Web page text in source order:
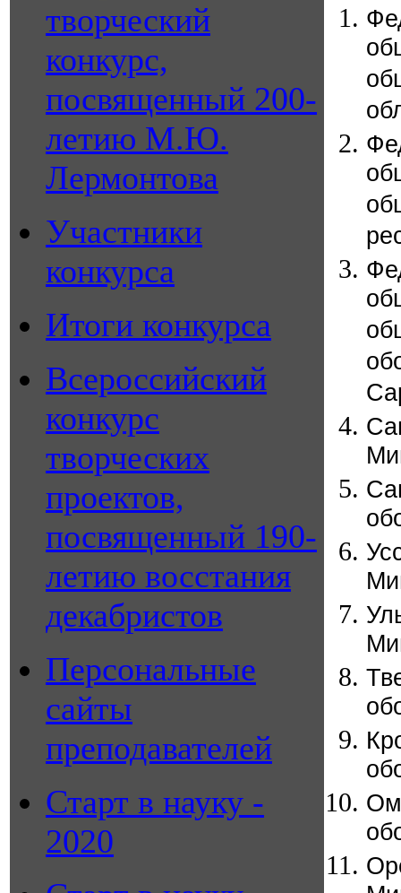
творческий
конкурс,
посвященный 200-
летию М.Ю.
Лермонтова
Участники
конкурса
Итоги конкурса
Всероссийский
конкурс
творческих
проектов,
посвященный 190-
летию восстания
декабристов
Персональные
сайты
преподавателей
Старт в науку -
2020